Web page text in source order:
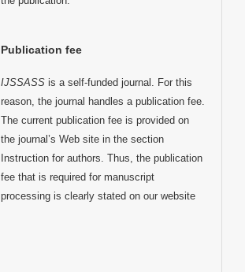
Publication fee
IJSSASS is a self-funded journal. For this
reason, the journal handles a publication fee.
The current publication fee is provided on
the journal’s Web site in the section
Instruction for authors. Thus, the publication
fee that is required for manuscript
processing is clearly stated on our website